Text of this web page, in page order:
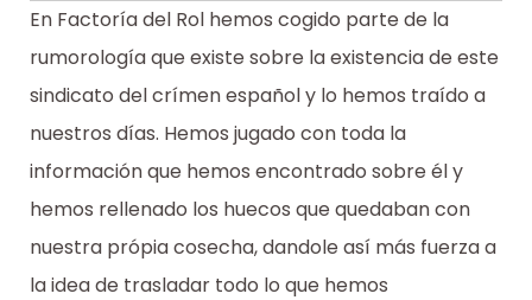
En Factoría del Rol hemos cogido parte de la
rumorología que existe sobre la existencia de este
sindicato del crímen español y lo hemos traído a
nuestros días. Hemos jugado con toda la
información que hemos encontrado sobre él y
hemos rellenado los huecos que quedaban con
nuestra própia cosecha, dandole así más fuerza a
la idea de trasladar todo lo que hemos